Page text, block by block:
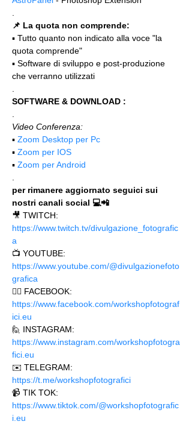
📌 La quota non comprende:
▪️ Tutto quanto non indicato alla voce "la
quota comprende"
▪️ Software di sviluppo e post-produzione
che verranno utilizzati
SOFTWARE & DOWNLOAD :
Video Conferenza:
▪️ Zoom Desktop per Pc
▪️ Zoom per IOS
▪️ Zoom per Android
per rimanere aggiornato seguici sui
nostri canali social 💻📲
🎥 TWITCH:
https://www.twitch.tv/divulgazione_fotografic
a
📺 YOUTUBE:
https://www.youtube.com/@divulgazionefoto
grafica
🙋‍♂️ FACEBOOK:
https://www.facebook.com/workshopfotograf
ici.eu
🙋 INSTAGRAM:
https://www.instagram.com/workshopfotogra
fici.eu
✉️ TELEGRAM:
https://t.me/workshopfotografici
📹 TIK TOK:
https://www.tiktok.com/@workshopfotografic
i.eu